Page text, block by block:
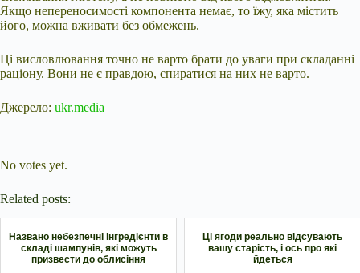
Якщо непереносимості компонента немає, то їжу, яка містить
його, можна вживати без обмежень.
Ці висловлювання точно не варто брати до уваги при складанні
раціону. Вони не є правдою, спиратися на них не варто.
Джерело: ukr.media
No votes yet.
Related posts:
Названо небезпечні інгредієнти в
складі шампунів, які можуть
призвести до облисіння
Ці ягоди реально відсувають
вашу старість, і ось про які
йдеться